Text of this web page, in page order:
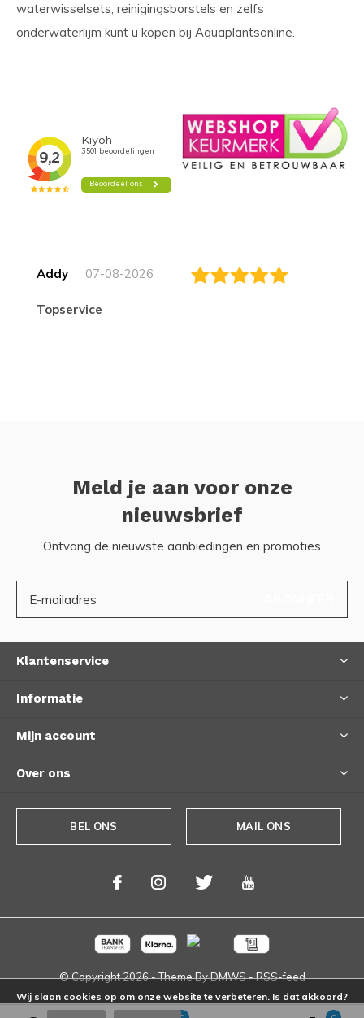
waterwisselsets, reinigingsborstels en zelfs
onderwaterlijm kunt u kopen bij Aquaplantsonline.
Addy 07-08-2026
topservice
Meld je aan voor onze
nieuwsbrief
Ontvang de nieuwste aanbiedingen en promoties
Klantenservice
Informatie
Mijn account
Over ons
BEL ONS MAIL ONS
© Copyright2026- Theme ByDMWS-RSS-feed
Wij slaan cookies op om onze website te verbeteren. Is dat akkoord?